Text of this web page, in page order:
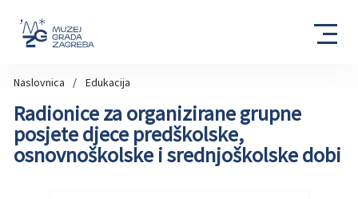
Naslovnica Edukacija
Radionice za organizirane grupne
posjete djece predškolske,
osnovnoškolske i srednjoškolske dobi